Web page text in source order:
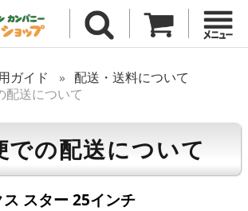
ガイド
配送・送料について
配送について
での配送について
スター 25インチ